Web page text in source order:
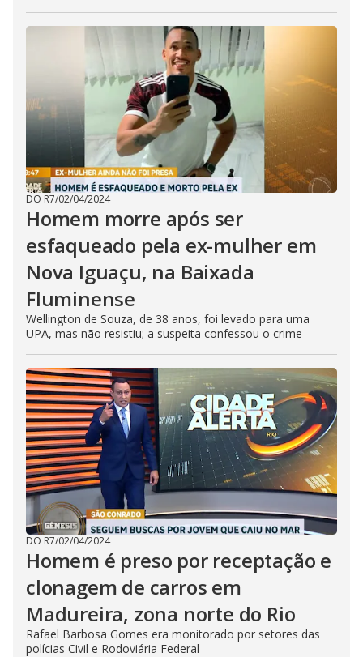
DO R7/02/04/2024
Homem morre após ser
esfaqueado pela ex-mulher em
Nova Iguaçu, na Baixada
Fluminense
Wellington de Souza, de 38 anos, foi levado para uma
UPA, mas não resistiu; a suspeita confessou o crime
DO R7/02/04/2024
Homem é preso por receptação e
clonagem de carros em
Madureira, zona norte do Rio
Rafael Barbosa Gomes era monitorado por setores das
polícias Civil e Rodoviária Federal